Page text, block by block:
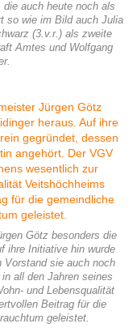
die auch heute noch als
so wie im Bild auch Julia
(3.v.r.) als zweite
Amtes und Wolfgang
Götz besonders die
ihre Initiative hin wurde
Vorstand sie auch noch
all den Jahren seines
und Lebensqualität
Beitrag für die
geleistet.